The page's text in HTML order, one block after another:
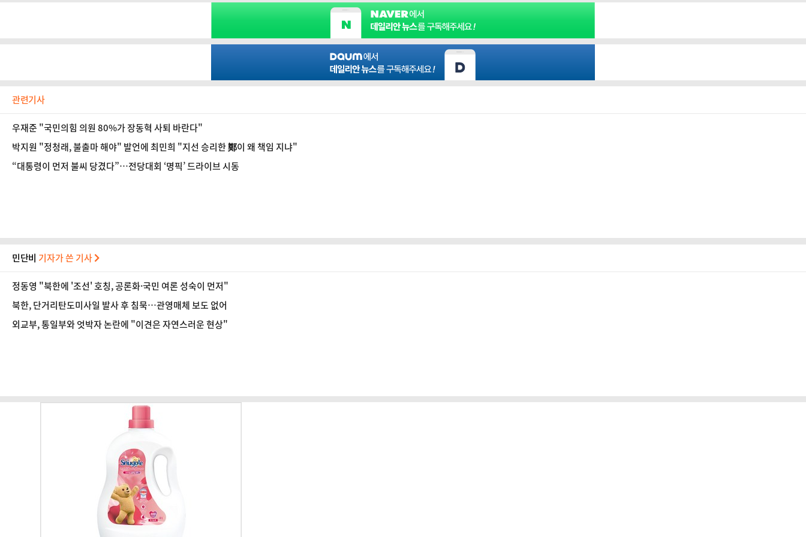
관련기사
우재준 "국민의힘 의원 80%가 장동혁 사퇴 바란다"
박지원 "정청래, 불출마 해야" 발언에 최민희 "지선 승리한 鄭이 왜 책임 지냐"
“대통령이 먼저 불씨 당겼다”…전당대회 ‘명픽’ 드라이브 시동
민단비 기자가 쓴 기사
정동영 "북한에 '조선' 호칭, 공론화·국민 여론 성숙이 먼저"
북한, 단거리탄도미사일 발사 후 침묵…관영매체 보도 없어
외교부, 통일부와 엇박자 논란에 "이견은 자연스러운 현상"